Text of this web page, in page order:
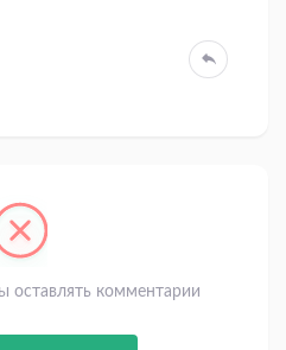
оставлять комментарии